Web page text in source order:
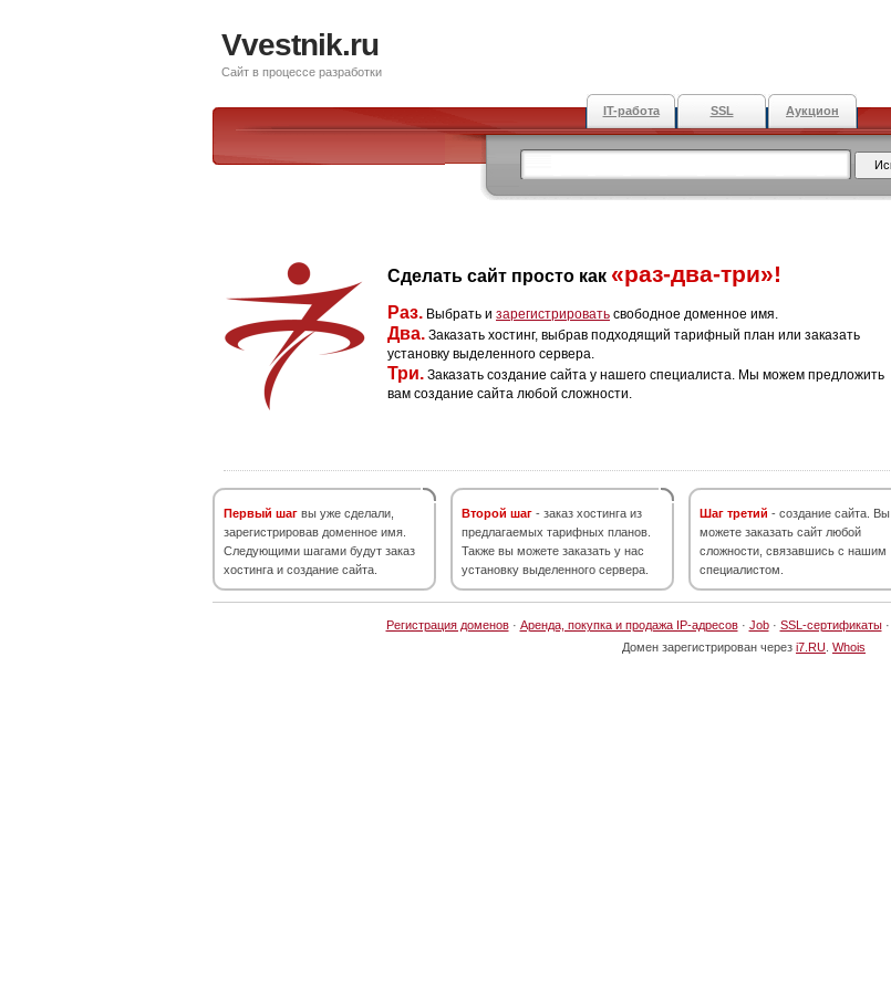
Vvestnik.ru
Сайт в процессе разработки
IT-работа SSL Аукцион
Сделать сайт просто как «раз-два-три»!
Раз. Выбрать и зарегистрировать свободное доменное имя.
Два. Заказать хостинг, выбрав подходящий тарифный план или заказать
установку выделенного сервера.
Три. Заказать создание сайта у нашего специалиста. Мы можем предложить
вам создание сайта любой сложности.
Первый шаг вы уже сделали,
зарегистрировав доменное имя.
Следующими шагами будут заказ
хостинга и создание сайта.
Второй шаг - заказ хостинга из
предлагаемых тарифных планов.
Также вы можете заказать у нас
установку выделенного сервера.
Шаг третий - создание сайта. Вы
можете заказать сайт любой
сложности, связавшись с нашим
специалистом.
Регистрация доменов· Аренда, покупка и продажа IP-адресов· Job· SSL-сертификаты·
Домен зарегистрирован через i7.RU Whois